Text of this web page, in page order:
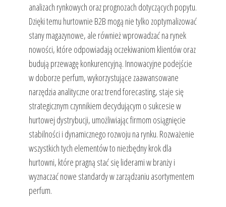
analizach rynkowych oraz prognozach dotyczących popytu.
Dzięki temu hurtownie B2B mogą nie tylko zoptymalizować
stany magazynowe, ale również wprowadzać na rynek
nowości, które odpowiadają oczekiwaniom klientów oraz
budują przewagę konkurencyjną. Innowacyjne podejście
w doborze perfum, wykorzystujące zaawansowane
narzędzia analityczne oraz trend forecasting, staje się
strategicznym czynnikiem decydującym o sukcesie w
hurtowej dystrybucji, umożliwiając firmom osiągnięcie
stabilności i dynamicznego rozwoju na rynku. Rozważenie
wszystkich tych elementów to niezbędny krok dla
hurtowni, które pragną stać się liderami w branży i
wyznaczać nowe standardy w zarządzaniu asortymentem
perfum.